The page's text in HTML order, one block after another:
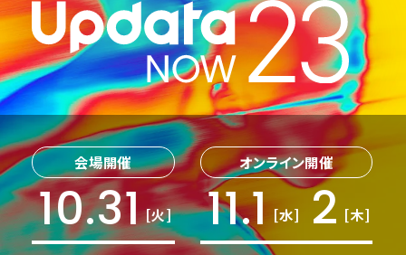
会場開催
10.31 [火]
オンライン開催
11.1 [水] 2 [木]